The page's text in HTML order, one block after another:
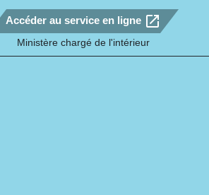
Accéder au service en ligne open_in_new
Ministère chargé de l'intérieur